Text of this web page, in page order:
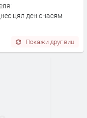
цял ден снасям
Покажи друг виц